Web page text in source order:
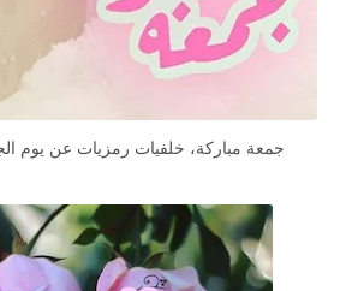
جمعة مباركة، خلفيات رمزيات عن يوم